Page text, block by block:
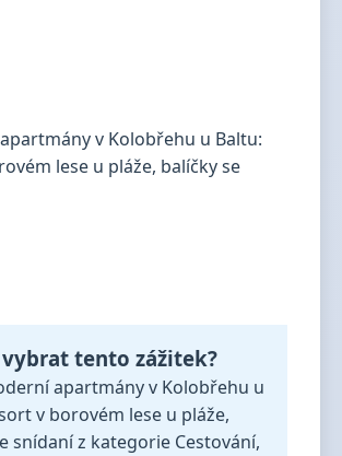
vybrat tento zážitek?
apartmány v Kolobřehu u
v borovém lese u pláže,
snídaní z kategorie Cestování,